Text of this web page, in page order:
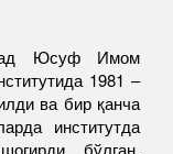
Юсуф Имом
1981 –
ва бир қанча
институтда
бўлган.